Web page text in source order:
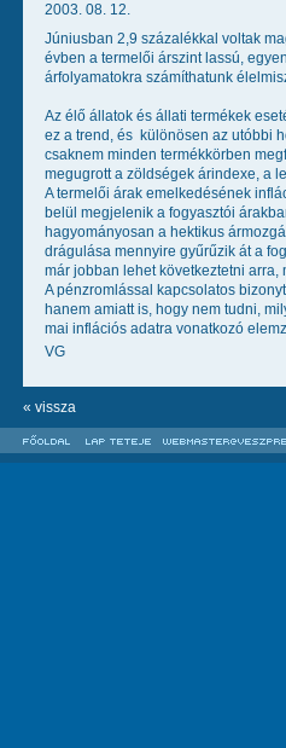
2003. 08. 12.
Júniusban 2,9 százalékkal voltak
évben a termelői árszint lassú,
árfolyamatokra számíthatunk
Az élő állatok és állati termékek
ez a trend, és  különösen az utóbbi
csaknem minden termékkörben
megugrott a zöldségek árindexe, a
A termelői árak emelkedésének
belül megjelenik a fogyasztói
hagyományosan a hektikus
drágulása mennyire gyűrűzik át a
már jobban lehet következtetni
A pénzromlással kapcsolatos
hanem amiatt is, hogy nem tudni,
mai inflációs adatra vonatkozó
VG
« vissza